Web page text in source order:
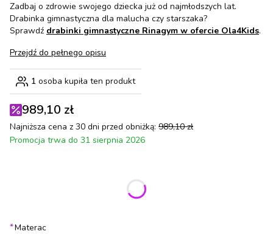
Zadbaj o zdrowie swojego dziecka już od najmłodszych lat.
Drabinka gimnastyczna dla malucha czy starszaka?
Sprawdź drabinki gimnastyczne Rinagym w ofercie Ola4Kids.
Przejdź do pełnego opisu
1 osoba kupiła ten produkt
989,10 zł
Najniższa cena z 30 dni przed obniżką: 989,10 zł
Promocja trwa do 31 sierpnia 2026
Poszczególne warianty mogą różnić się ceną
*Materac